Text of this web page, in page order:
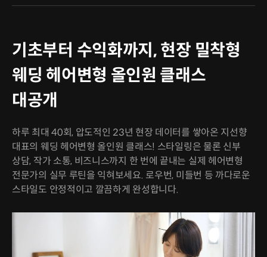
기초부터 수익화까지, 현장 밀착형
웨딩 헤어변형 올인원 클래스
대공개
하루 최대 40회, 압도적인 23년 현장 데이터를 쌓아온 지선향
대표의 웨딩 헤어변형 올인원 클래스! 스타일링은 물론 신부
상담, 작가 소통, 비즈니스까지 한 번에 끝내는 실제 헤어변형
전문가의 실무 루틴을 익혀보세요. 로우번, 미들번 등 까다로운
스타일도 안정적이고 깔끔하게 완성합니다.